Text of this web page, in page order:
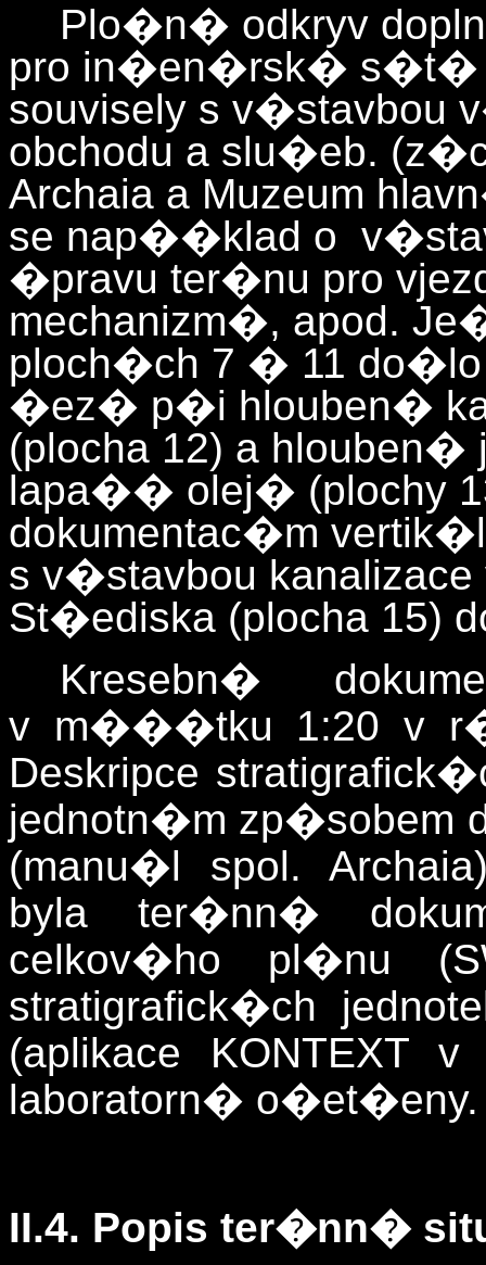
Plo�n� odkryv
pro in�en�rsk� s�t�
souvisely s
obchodu a slu�eb.
Archaia a Muzeum
se nap��klad o
�pravu ter�nu pro
mechanizm�, apod.
ploch�ch 7 � 11 do�lo
�ez� p�i hlouben�
(plocha 12) a
lapa�� olej� (plochy
dokumentac�m
s v�stavbou
St�ediska (plocha 15)
Kresebn�
v m���tku 1:20 v
Deskripce
jednotn�m
(manu�l spol.
byla ter�nn�
celkov�ho pl�nu
stratigrafick�ch
(aplikace KONTEXT
laboratorn� o�et�eny.
II.4. Popis ter�nn�